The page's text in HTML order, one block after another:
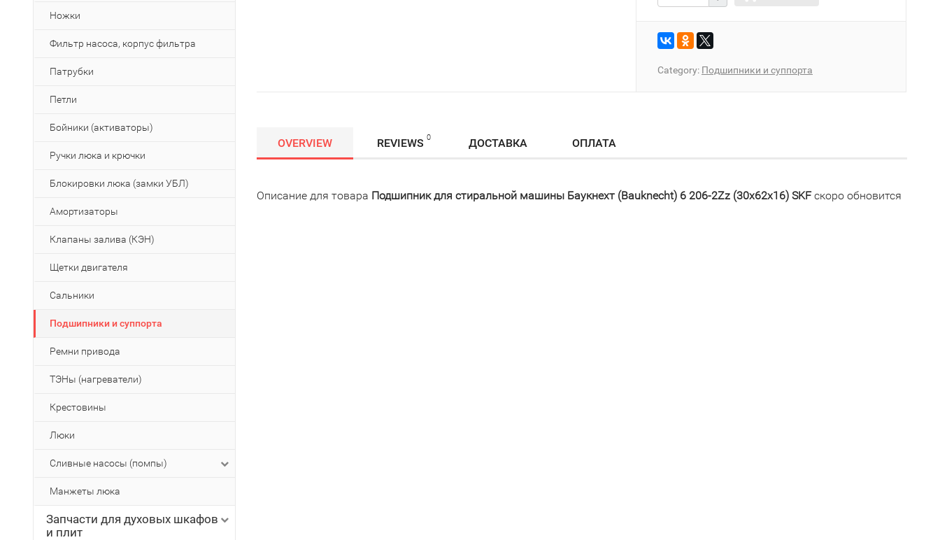
Ножки
Фильтр насоса, корпус фильтра
Патрубки
Петли
Бойники (активаторы)
Ручки люка и крючки
Блокировки люка (замки УБЛ)
Амортизаторы
Клапаны залива (КЭН)
Щетки двигателя
Сальники
Подшипники и суппорта
Ремни привода
ТЭНы (нагреватели)
Крестовины
Люки
Сливные насосы (помпы)
Манжеты люка
Запчасти для духовых шкафов
и плит
Category: Подшипники и суппорта
OVERVIEW REVIEWS 0 ДОСТАВКА ОПЛАТА
Описание для товара Подшипник для стиральной машины Баукнехт (Bauknecht) 6 206-2Zz (30x62x16) SKFскоро обновится